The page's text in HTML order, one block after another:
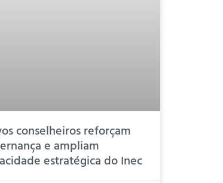
conselheiros reforçam
e ampliam
estratégica do Inec